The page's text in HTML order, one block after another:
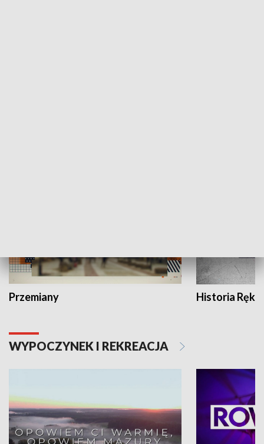
Przemiany Historia Ręką
WYPOCZYNEK I REKREACJA